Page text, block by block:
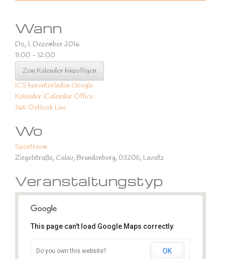
Wann
Do, 1. Dezember 2016
11:00 - 12:00
Zum Kalender hinzufügen
ICS herunterladen Google
Kalender iCalendar Office
365 Outlook Live
Wo
Sportraum
Ziegelstraße, Calau, Brandenburg, 03205, Lausitz
Veranstaltungstyp
Sportraum
This page can't load Google Maps correctly.
Do you own this website? OK